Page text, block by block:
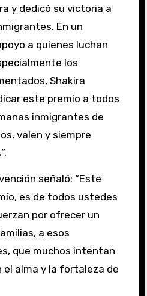
y dedicó su victoria a
En un
a quienes luchan
los
Shakira
este premio a todos
inmigrantes de
valen y siempre
señaló: “Este
es de todos ustedes
por ofrecer un
a esos
que muchos intentan
el alma y la fortaleza de